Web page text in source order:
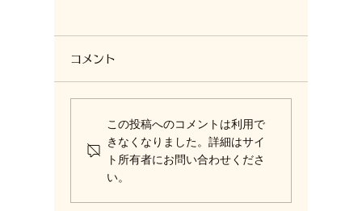
＜大人のHALLOWEEN ネイル＞
コメント
この投稿へのコメントは利用で
きなくなりました。詳細はサイ
ト所有者にお問い合わせくださ
い。